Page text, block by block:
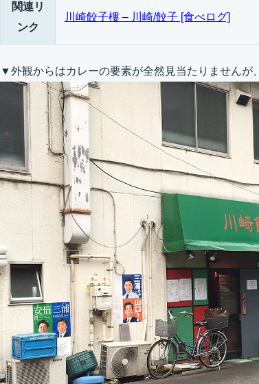
関連リ
ンク
川崎餃子樓 – 川崎/餃子 [食べログ]
▼外観からはカレーの要素が全然見当たりませんが、